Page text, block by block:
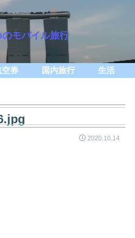
モバイル旅行
空券 国内旅行 生活
2020.10.14